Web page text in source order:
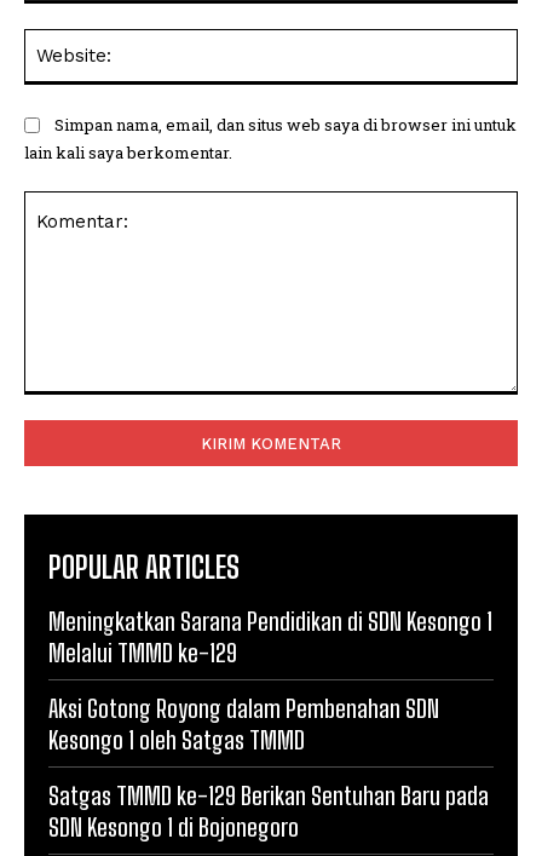
Simpan nama, email, dan situs web saya di browser ini untuk
lain kali saya berkomentar.
POPULAR ARTICLES
Meningkatkan Sarana Pendidikan di SDN Kesongo 1
Melalui TMMD ke-129
Aksi Gotong Royong dalam Pembenahan SDN
Kesongo 1 oleh Satgas TMMD
Satgas TMMD ke-129 Berikan Sentuhan Baru pada
SDN Kesongo 1 di Bojonegoro